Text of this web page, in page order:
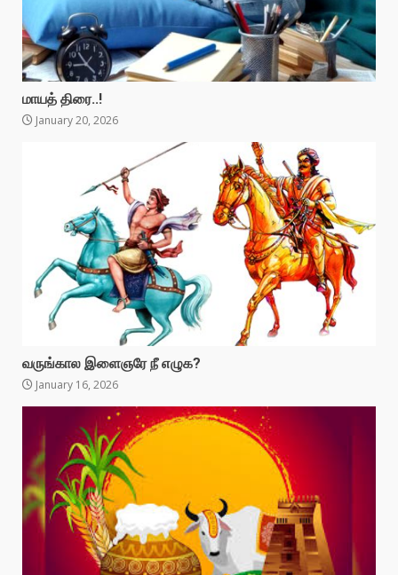
மாயத் திரை..!
January 20, 2026
வருங்கால இளைஞரே நீ எழுக?
January 16, 2026